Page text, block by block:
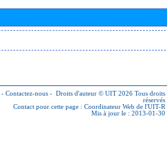
- Contactez-nous - Droits d'auteur © UIT 2026 Tous droits
réservés
Contact pour cette page : Coordinateur Web de l'UIT-R
Mis à jour le : 2013-01-30